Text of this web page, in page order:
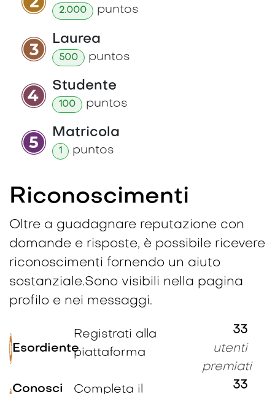
2.000 puntos
Laurea
500 puntos
Studente
100 puntos
Matricola
1 puntos
Riconoscimenti
Oltre a guadagnare reputazione con
domande e risposte, è possibile ricevere
riconoscimenti fornendo un aiuto
sostanziale.Sono visibili nella pagina
profilo e nei messaggi.
Esordiente
Registrati alla
piattaforma
33
utenti
premiati
Conosci
Completa il
33